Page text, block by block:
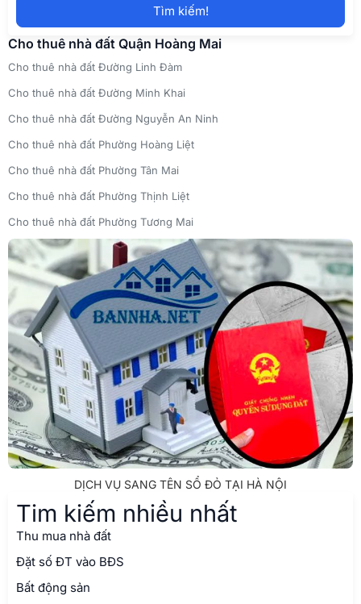
Dịch vụ môi giới ký gửi nhà đất tại Yên Bái
Tìm kiếm!
Cho thuê nhà đất Quận Hoàng Mai
Cho thuê nhà đất Đường Linh Đàm
Cho thuê nhà đất Đường Minh Khai
Cho thuê nhà đất Đường Nguyễn An Ninh
Cho thuê nhà đất Phường Hoàng Liệt
Cho thuê nhà đất Phường Tân Mai
Cho thuê nhà đất Phường Thịnh Liệt
Cho thuê nhà đất Phường Tương Mai
DỊCH VỤ SANG TÊN SỔ ĐỎ TẠI HÀ NỘI
Tim kiếm nhiều nhất
Thu mua nhà đất
Đặt số ĐT vào BĐS
Bất động sản